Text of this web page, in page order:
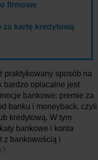
firmowe
za kartę kredytową
praktykowany sposób na
opłacalne jest
bankowe: premie za
banku i moneyback, czyli
kredytową. W tym
bankowe i konta
z bankowością i